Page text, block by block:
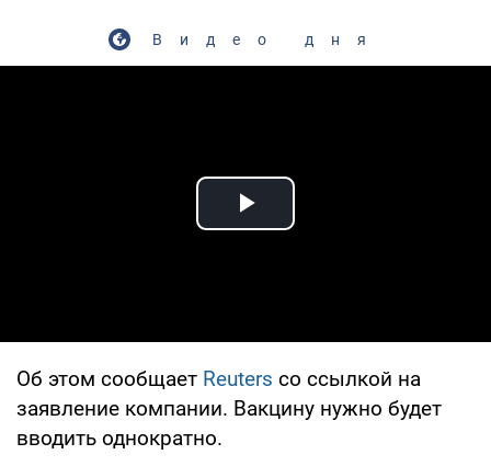
Видео дня
Play Video
Об этом сообщает Reuters со ссылкой на
заявление компании. Вакцину нужно будет
вводить однократно.